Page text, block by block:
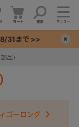
カート 検索 メニュー
8/31まで >>
品）
ゴーロング